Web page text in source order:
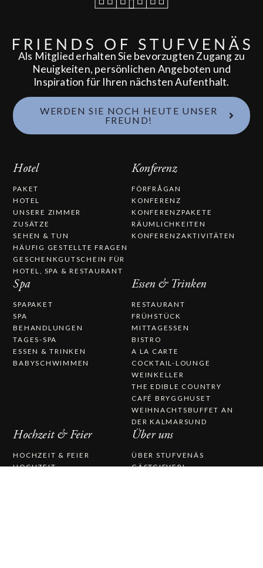
Als Mitglied erhalten Sie bevorzugten Zugang zu
Neuigkeiten, persönlichen Angeboten und
Inspiration für Ihren nächsten Aufenthalt.
WERDEN SIE NOCH HEUTE UNSER
FREUND!
Hotel
PAKET
HOTEL
UNSERE ZIMMER
ZUSÄTZE
SEHEN & TUN
HÄUFIG GESTELLTE FRAGEN
GESCHENKGUTSCHEIN FÜR
HOTEL, SPA & RESTAURANT
Konferenz
FÖRFRÅGAN
KONFERENZ
KONFERENZPAKETE
RÄUMLICHKEITEN
KONFERENZAKTIVITÄTEN
Spa
SPAPAKET
SPA
BEHANDLUNGEN
TAGES-SPA
ESSEN & TRINKEN
BABYSCHWIMMEN
Essen & Trinken
RESTAURANT
FRÜHSTÜCK
MITTAGESSEN
BISTRO
A LA CARTE
COCKTAIL-LOUNGE
WEINKELLER
THE EDIBLE COUNTRY
CAFÉ BRYGGHUSET
WEIHNACHTSBUFFET AN
DER KALMARSUND
Hochzeit & Feier
HOCHZEIT & FEIER
HOCHZEIT
Über uns
ÜBER STUFVENÄS
GÄSTGIFVERI